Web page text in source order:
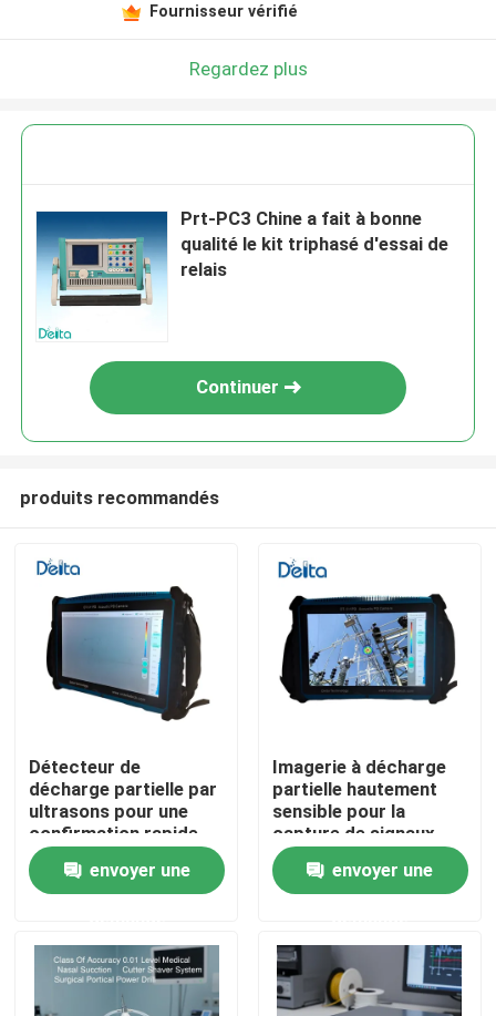
À la maison
Vidéos
Fournisseur vérifié
Regardez plus
Prt-PC3 Chine a fait à bonne
qualité le kit triphasé d'essai de
relais
Continuer
produits recommandés
Détecteur de
décharge partielle par
ultrasons pour une
confirmation rapide
des résultats du
champ envoyer une
Imagerie à décharge
partielle hautement
sensible pour la
capture de signaux
faibles
envoyer une